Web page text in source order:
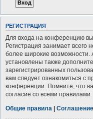
РЕГИСТРАЦИЯ
Для входа на конференцию
Регистрация занимает всего
более широкие возможности.
установлены также
зарегистрированных
вам следует ознакомиться с
конференции. Помните, что
согласие со всеми правилами.
Общие правила |